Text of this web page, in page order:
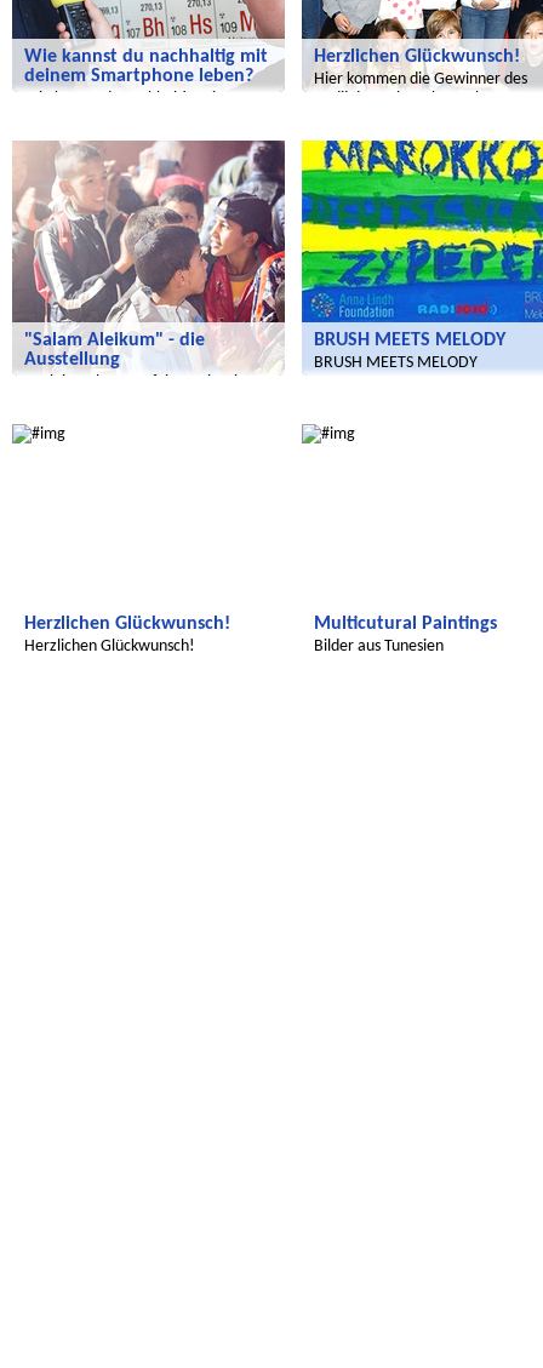
Wie kannst du nachhaltig mit
deinem Smartphone leben?
Herzlichen Glückwunsch!
Hier kommen die Gewinner des
"Salam Aleikum" - die
Ausstellung
BRUSH MEETS MELODY
BRUSH MEETS MELODY
Herzlichen Glückwunsch!
Herzlichen Glückwunsch!
Multicutural Paintings
Bilder aus Tunesien